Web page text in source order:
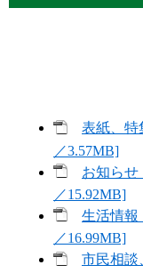
表紙、
／3.57MB]
お知ら
／15.92MB]
生活情
／16.99MB]
市民相